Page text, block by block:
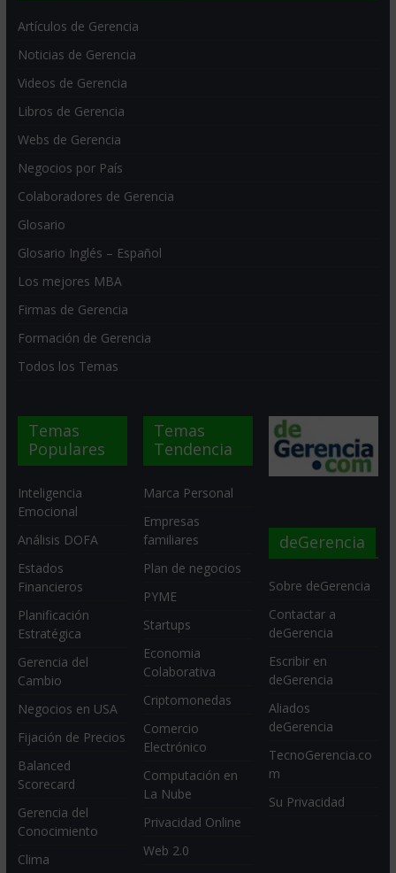
Artículos de Gerencia
Noticias de Gerencia
Videos de Gerencia
Libros de Gerencia
Webs de Gerencia
Negocios por País
Colaboradores de Gerencia
Glosario
Glosario Inglés – Español
Los mejores MBA
Firmas de Gerencia
Formación de Gerencia
Todos los Temas
Temas
Populares
Inteligencia
Emocional
Análisis DOFA
Estados
Financieros
Planificación
Estratégica
Gerencia del
Cambio
Negocios en USA
Fijación de Precios
Balanced
Scorecard
Gerencia del
Conocimiento
Clima
Temas
Tendencia
Marca Personal
Empresas
familiares
Plan de negocios
PYME
Startups
Economia
Colaborativa
Criptomonedas
Comercio
Electrónico
Computación en
La Nube
Privacidad Online
Web 2.0
deGerencia
Sobre deGerencia
Contactar a
deGerencia
Escribir en
deGerencia
Aliados
deGerencia
TecnoGerencia.co
m
Su Privacidad